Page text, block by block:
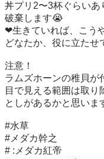
丼プリ2〜3杯ぐらいあ
破棄します😭
❤生きていれば、こう
どなたか、役に立たせ
注意！
ラムズホーンの稚貝が
目で見える範囲は取り
としがあるかと思いま
#水草
#メダカ幹之
# :メダカ紅帝